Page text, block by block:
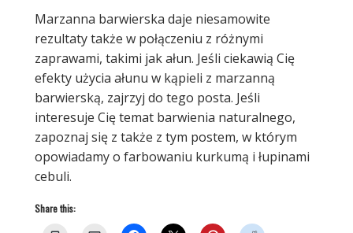
Marzanna barwierska daje niesamowite
rezultaty także w połączeniu z różnymi
zaprawami, takimi jak ałun. Jeśli ciekawią Cię
efekty użycia ałunu w kąpieli z marzanną
barwierską, zajrzyj do tego posta. Jeśli
interesuje Cię temat barwienia naturalnego,
zapoznaj się z także z tym postem, w którym
opowiadamy o farbowaniu kurkumą i łupinami
cebuli.
Share this: